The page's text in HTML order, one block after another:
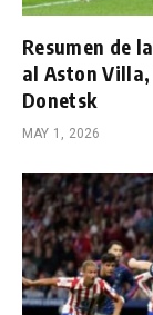
Resumen de
al Aston
Donetsk
MAY 1, 2026